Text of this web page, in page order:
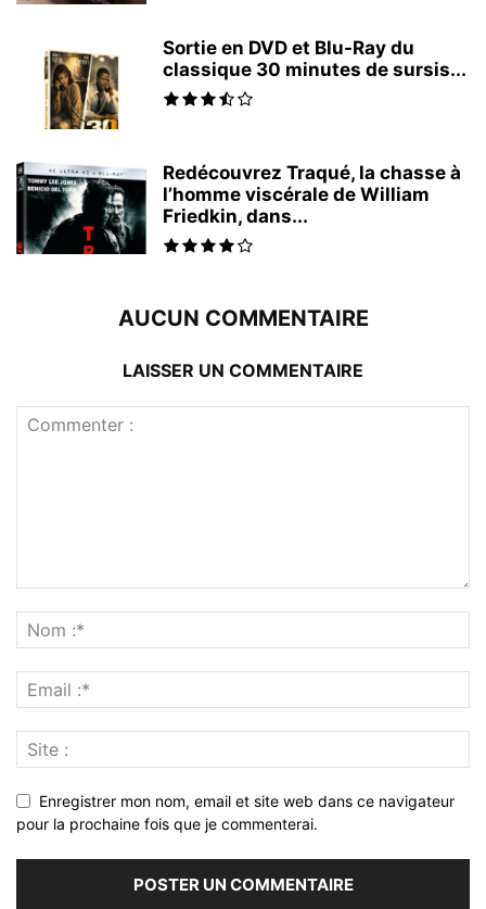
Sortie en DVD et Blu-Ray du
classique 30 minutes de sursis...
Redécouvrez Traqué, la chasse à
l’homme viscérale de William
Friedkin, dans...
AUCUN COMMENTAIRE
LAISSER UN COMMENTAIRE
Enregistrer mon nom, email et site web dans ce navigateur
pour la prochaine fois que je commenterai.